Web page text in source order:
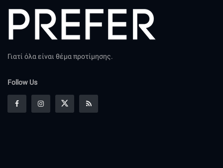
Γιατί όλα είναι θέμα προτίμησης.
Follow Us